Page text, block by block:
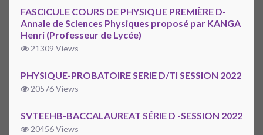
FASCICULE COURS DE PHYSIQUE PREMIÈRE D-
Annale de Sciences Physiques proposé par KANGA
Henri (Professeur de Lycée)
21309 Views
PHYSIQUE-PROBATOIRE SERIE D/TI SESSION 2022
20576 Views
SVTEEHB-BACCALAUREAT SÉRIE D -SESSION 2022
20456 Views